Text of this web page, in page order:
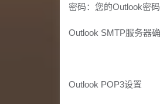
密码：您的Outlook密
Outlook SMTP服务器
Outlook POP3设置